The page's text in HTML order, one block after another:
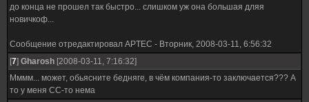
до конца не прошел так быстро... слишком уж она большая дляя
новичкоф...
Сообщение отредактировал APTEC - Вторник, 2008-03-11, 6:56:32
[7] Gharosh [2008-03-11, 7:16:32]
Мммм... может, обьясните бедняге, в чём компания-то заключается??? А
то у меня СС-то нема